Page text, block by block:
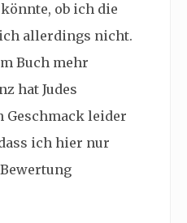
ob ich die
allerdings nicht.
Buch mehr
hat Judes
Geschmack leider
ich hier nur